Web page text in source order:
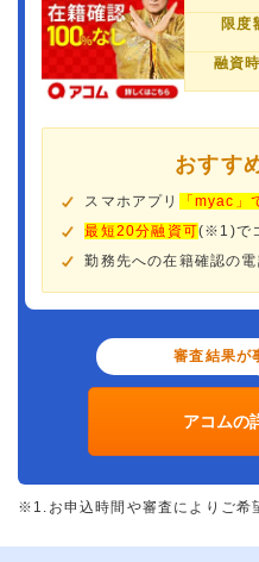
限度
融資
おすす
スマホアプリ
「myac」
最短20分融資可(※1)で
勤務先への在籍確認の
審査結果が
アコムの
※1.お申込時間や審査によりご希